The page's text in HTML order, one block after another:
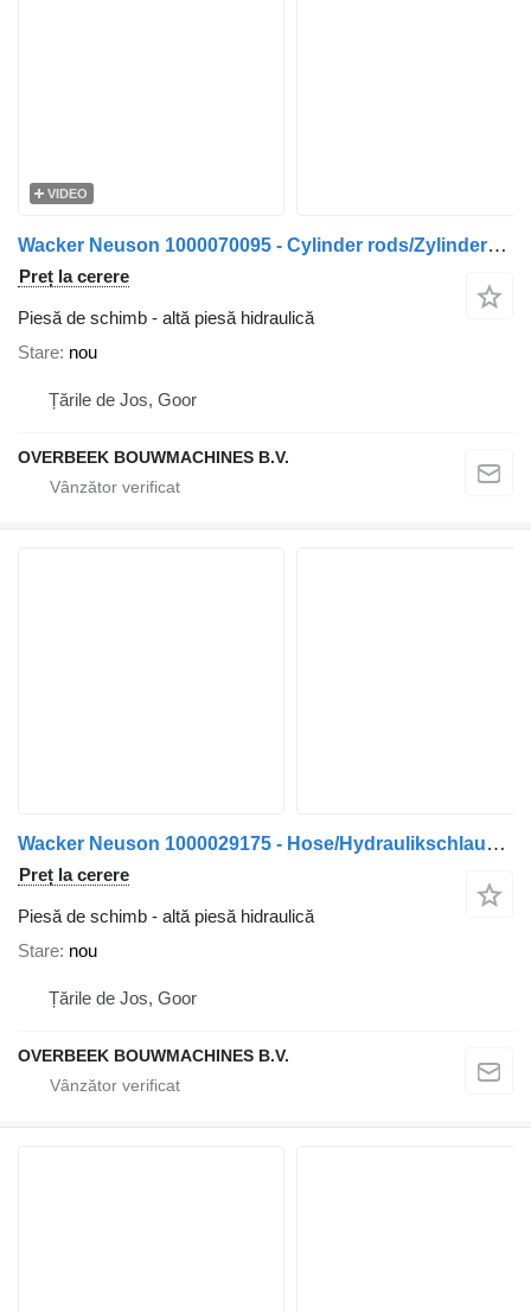
VIDEO
Wacker Neuson 1000070095 - Cylinder rods/Zylinderstangen
Preț la cerere
Piesă de schimb - altă piesă hidraulică
Stare nou
Țările de Jos, Goor
OVERBEEK BOUWMACHINES B.V.
Wacker Neuson 1000029175 - Hose/Hydraulikschlauch/Slang
Preț la cerere
Piesă de schimb - altă piesă hidraulică
Stare nou
Țările de Jos, Goor
OVERBEEK BOUWMACHINES B.V.